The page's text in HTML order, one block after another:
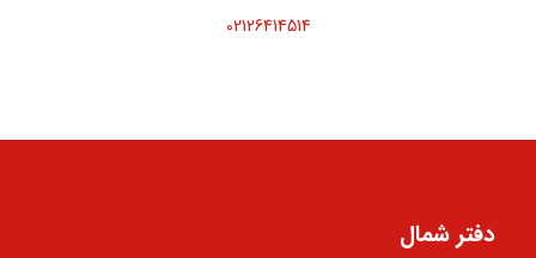
02126414514
دفتر شمال